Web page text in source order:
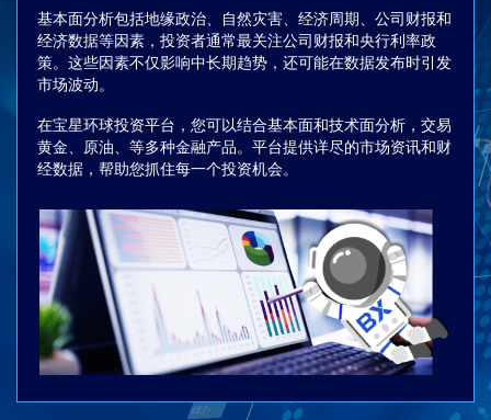
基本面分析包括地缘政治、自然灾害、经济周期、公司财报和
经济数据等因素，投资者通常最关注公司财报和央行利率政
策。这些因素不仅影响中长期趋势，还可能在数据发布时引发
市场波动。
在宝星环球投资平台，您可以结合基本面和技术面分析，交易
黄金、原油、等多种金融产品。平台提供详尽的市场资讯和财
经数据，帮助您抓住每一个投资机会。